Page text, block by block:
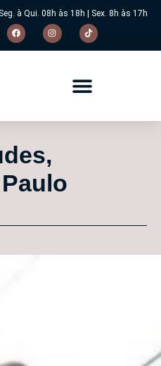
Seg. à Qui. 08h às 18h | Sex. 8h às 17h